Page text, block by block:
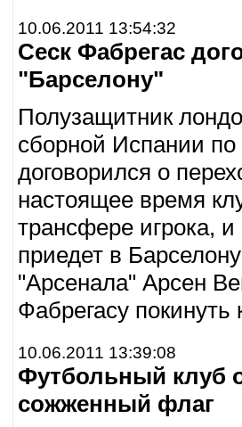
10.06.2011 13:54:32
Сеск Фабрегас
"Барселону"
Полузащитник
сборной Испании
договорился о
настоящее время
трансфере игрока,
приедет в
"Арсенала" Арсен
Фабрегасу покинуть
10.06.2011 13:39:08
Футбольный клуб
сожженный флаг